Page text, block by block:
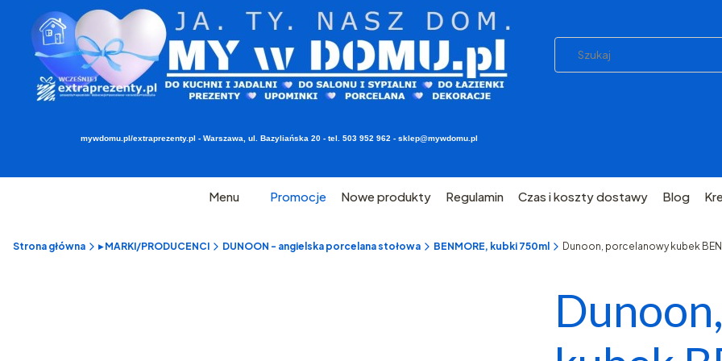
mywdomu.pl/extraprezenty.pl - Warszawa, ul. Bazyliańska 20 - tel. 503 952 962 - sklep@mywdomu.pl
Menu Promocje Nowe produkty Regulamin Czas i koszty dostawy Blog
Strona główna ▸ MARKI/PRODUCENCI DUNOON - angielska porcelana stołowa BENMORE, kubki 750ml Dunoon, porcelanowy kubek